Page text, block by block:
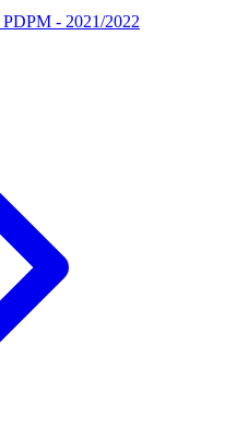
PDPM - 2021/2022